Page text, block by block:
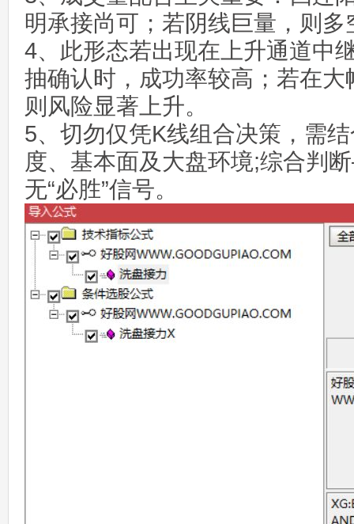
明承接尚可；若阴线巨量，则多
4、此形态若出现在上升通道中
抽确认时，成功率较高；若在
则风险显著上升。
5、切勿仅凭K线组合决策，需
度、基本面及大盘环境;综合判
无“必胜”信号。